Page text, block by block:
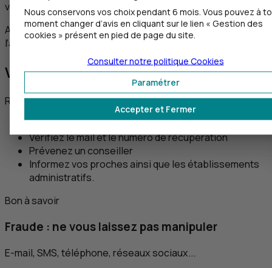
valider votre connexion.
AvecConfirmation Mobile , vous renforcez la sécurité de
l’accès à vos comptes ainsi que vos paiements.
Vous êtes victime d'une fraude ?
Réagissez au plus vite.
Changez votre mot de passe
Vérifiez le mail et le numéro de récupération
Prévenez un conseiller
Informez vos proches ainsi que les établissements
administratifs.
Bon à savoir
Fraude : ne vous laissez pas manipuler
E-mail, SMS, téléphone, réseaux sociaux...
Nous conservons vos choix pendant 6 mois. Vous pouvez à
moment changer d’avis en cliquant sur le lien « Gestion des
cookies » présent en pied de page du site.
Accepter et Fermer
Paramétrer
Consulter notre politique Cookies